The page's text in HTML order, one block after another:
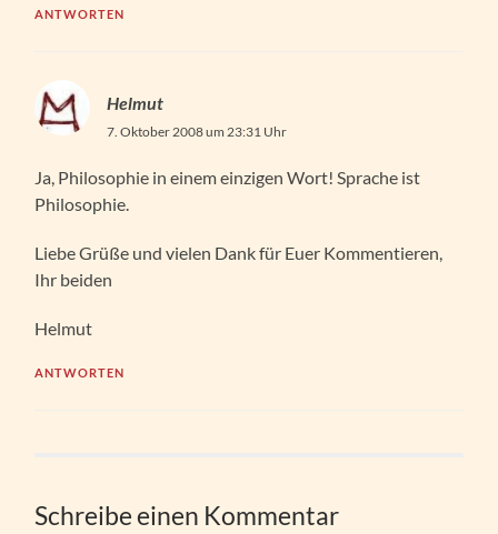
ANTWORTEN
Helmut
7. Oktober 2008 um 23:31 Uhr
Ja, Philosophie in einem einzigen Wort! Sprache ist
Philosophie.
Liebe Grüße und vielen Dank für Euer Kommentieren,
Ihr beiden
Helmut
ANTWORTEN
Schreibe einen Kommentar